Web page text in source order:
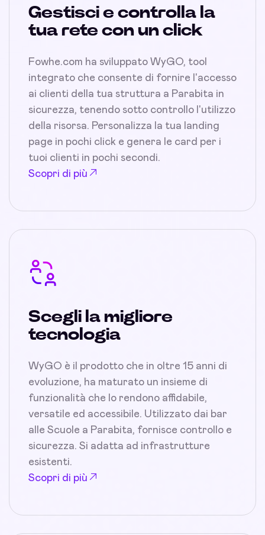
Gestisci e controlla la
tua rete con un click
Fowhe.com ha sviluppato WyGO, tool
integrato che consente di fornire l'accesso
ai clienti della tua struttura a Parabita in
sicurezza, tenendo sotto controllo l'utilizzo
della risorsa. Personalizza la tua landing
page in pochi click e genera le card per i
tuoi clienti in pochi secondi.
Scopri di più
Scegli la migliore
tecnologia
WyGO è il prodotto che in oltre 15 anni di
evoluzione, ha maturato un insieme di
funzionalità che lo rendono affidabile,
versatile ed accessibile. Utilizzato dai bar
alle Scuole a Parabita, fornisce controllo e
sicurezza. Si adatta ad infrastrutture
esistenti.
Scopri di più